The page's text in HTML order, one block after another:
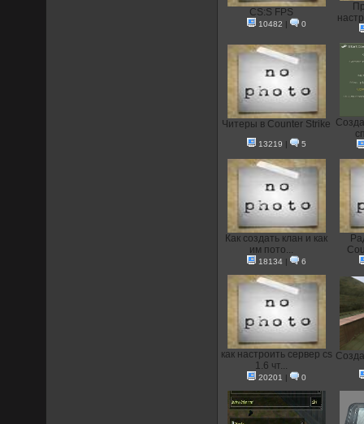
CS:S FPS
10482 | 0
Читеры в Counter Strike
13219 | 5
Как создать клан и как
им пото...
18134| 6
как настроить сервер cs
1.6 чт...
20201 | 0